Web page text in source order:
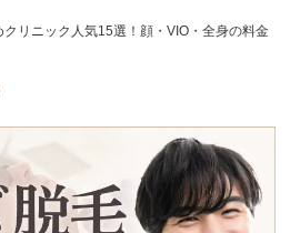
クリニック人気15選！顔・VIO・全身の料金